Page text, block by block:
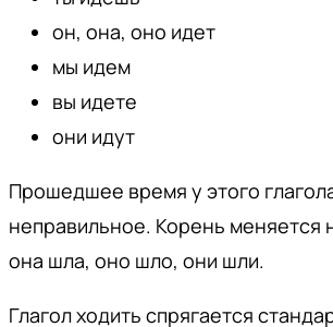
он, она, оно идет
мы идем
вы идете
они идут
Прошедшее время у этого
неправильное. Корень меняется
она шла, оно шло, они шли.
Глагол ходить спрягается